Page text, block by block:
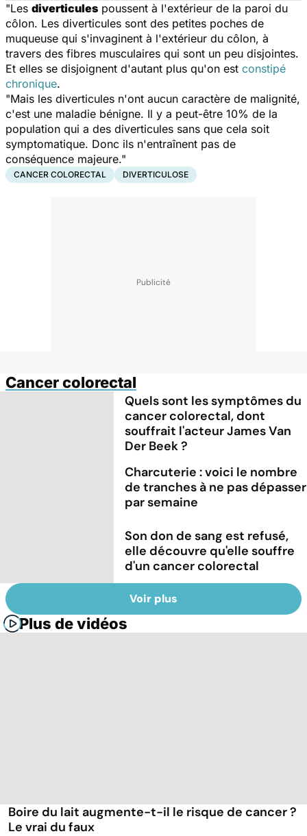
"Les diverticules poussent à l'extérieur de la paroi du
côlon. Les diverticules sont des petites poches de
muqueuse qui s'invaginent à l'extérieur du côlon, à
travers des fibres musculaires qui sont un peu disjointes.
Et elles se disjoignent d'autant plus qu'on est constipé
chronique.
"Mais les diverticules n'ont aucun caractère de malignité,
c'est une maladie bénigne. Il y a peut-être 10% de la
population qui a des diverticules sans que cela soit
symptomatique. Donc ils n'entraînent pas de
conséquence majeure."
CANCER COLORECTAL DIVERTICULOSE
Cancer colorectal
Quels sont les symptômes du
cancer colorectal, dont
souffrait l'acteur James Van
Der Beek ?
Charcuterie : voici le nombre
de tranches à ne pas dépasser
par semaine
Son don de sang est refusé,
elle découvre qu'elle souffre
d'un cancer colorectal
Voir plus
Plus de vidéos
Boire du lait augmente-t-il le risque de cancer ?
Le vrai du faux